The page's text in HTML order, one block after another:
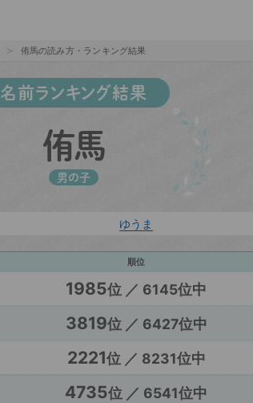
侑馬の読み方・ランキング結果
名前ランキング結果
侑馬
男の子
ゆうま
順位
1985位 ／ 6145位中
3819位 ／ 6427位中
2221位 ／ 8231位中
4735位 ／ 6541位中